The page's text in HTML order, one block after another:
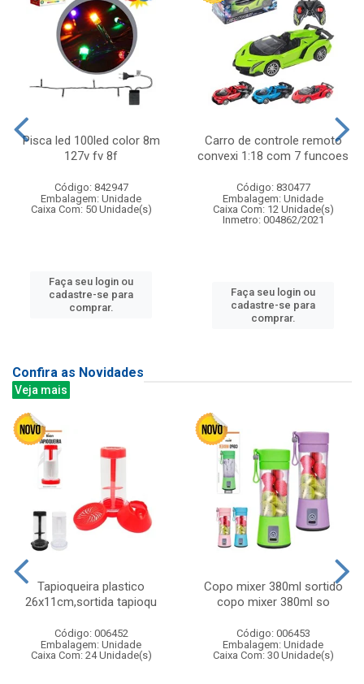
Pisca led 100led color 8m
127v fv 8f
Código: 842947
Embalagem: Unidade
Caixa Com: 50 Unidade(s)
Faça seu login ou
cadastre-se para
comprar.
Carro de controle remoto
convexi 1:18 com 7 funcoes
Código: 830477
Embalagem: Unidade
Caixa Com: 12 Unidade(s)
Inmetro: 004862/2021
Faça seu login ou
cadastre-se para
comprar.
Confira as Novidades
Veja mais
Tapioqueira plastico
26x11cm,sortida tapioqu
Código: 006452
Embalagem: Unidade
Caixa Com: 24 Unidade(s)
Copo mixer 380ml sortido
copo mixer 380ml so
Código: 006453
Embalagem: Unidade
Caixa Com: 30 Unidade(s)